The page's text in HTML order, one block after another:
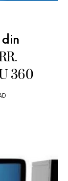
360